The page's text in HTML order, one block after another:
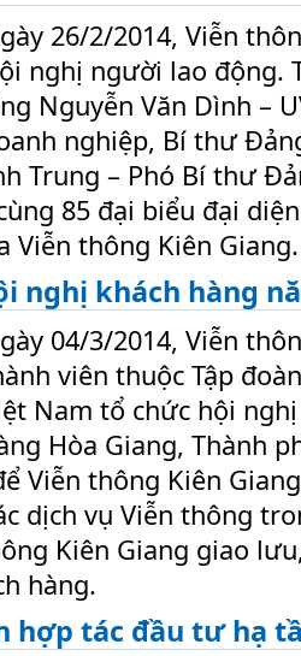
26/2/2014, Viễn
nghị người lao động.
Nguyễn Văn Dình –
nghiệp, Bí thư
Trung – Phó Bí thư
85 đại biểu đại diện
Viễn thông Kiên Giang.
nghị khách hàng
04/3/2014, Viễn
viên thuộc Tập
Nam tổ chức hội
Hòa Giang, Thành
Viễn thông Kiên
dịch vụ Viễn thông
Kiên Giang giao
hàng.
hợp tác đầu tư hạ